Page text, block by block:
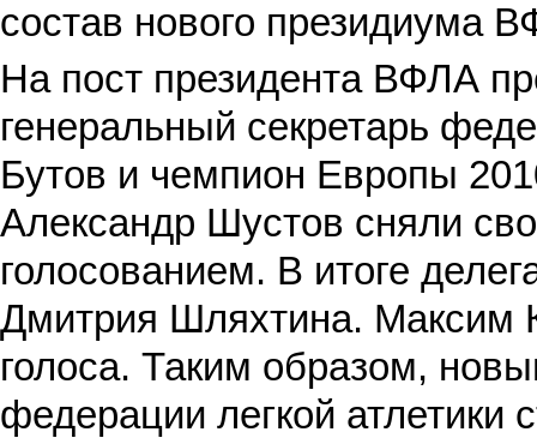
состав нового президиума
На пост президента ВФЛА
генеральный секретарь
Бутов и чемпион Европы
Александр Шустов сняли
голосованием. В итоге
Дмитрия Шляхтина. Максим
голоса. Таким образом,
федерации легкой атлетики